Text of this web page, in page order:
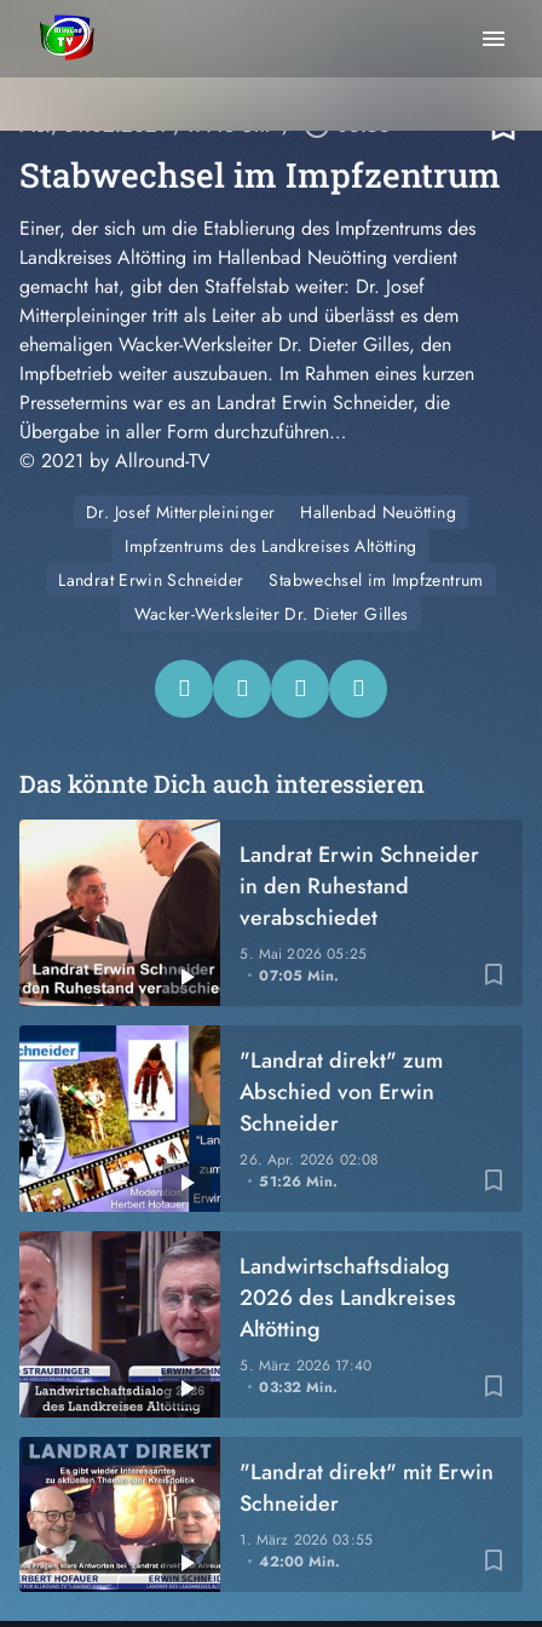
menu
Mo., 01.02.2021, 17:48 Uhr / play_circle_outline06:56 bookmark_border
Stabwechsel im Impfzentrum
Einer, der sich um die Etablierung des Impfzentrums des
Landkreises Altötting im Hallenbad Neuötting verdient
gemacht hat, gibt den Staffelstab weiter: Dr. Josef
Mitterpleininger tritt als Leiter ab und überlässt es dem
ehemaligen Wacker-Werksleiter Dr. Dieter Gilles, den
Impfbetrieb weiter auszubauen. Im Rahmen eines kurzen
Pressetermins war es an Landrat Erwin Schneider, die
Übergabe in aller Form durchzuführen…
© 2021 by Allround-TV
Dr. Josef Mitterpleininger
Hallenbad Neuötting
Impfzentrums des Landkreises Altötting
Landrat Erwin Schneider
Stabwechsel im Impfzentrum
Wacker-Werksleiter Dr. Dieter Gilles
Das könnte Dich auch interessieren
bookmark_border
5. Mai 202605:25
07:05 Min.
Landrat Erwin Schneider
in den Ruhestand
verabschiedet
bookmark_border
26. Apr. 2026 02:08
51:26 Min.
"Landrat direkt" zum
Abschied von Erwin
Schneider
bookmark_border
5. März 2026 17:40
03:32 Min.
Landwirtschaftsdialog
2026 des Landkreises
Altötting
bookmark_border
1. März 202603:55
42:00 Min.
"Landrat direkt" mit Erwin
Schneider